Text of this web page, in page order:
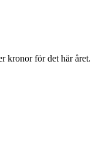
kronor för det här året.